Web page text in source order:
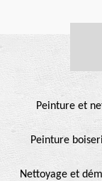
Peinture et
Peinture
Nettoyage et